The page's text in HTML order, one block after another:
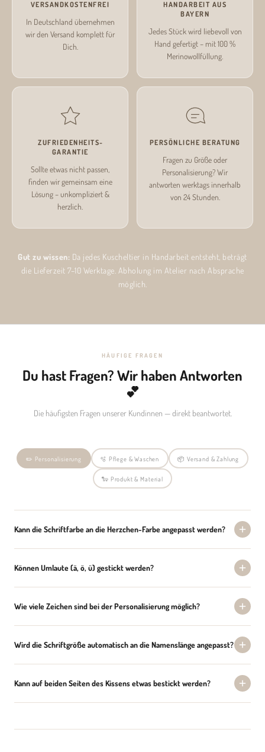
VERSANDKOSTENFREI
In Deutschland übernehmen
wir den Versand komplett für
Dich.
HANDARBEIT AUS
BAYERN
Jedes Stück wird liebevoll von
Hand gefertigt – mit 100 %
Merinowollfüllung.
ZUFRIEDENHEITS­
GARANTIE
Sollte etwas nicht passen,
finden wir gemeinsam eine
Lösung – unkompliziert &
herzlich.
PERSÖNLICHE BERATUNG
Fragen zu Größe oder
Personalisierung? Wir
antworten werktags innerhalb
von 24 Stunden.
Gut zu wissen: Da jedes Kuscheltier in Handarbeit entsteht, beträgt
die Lieferzeit 7–10 Werktage. Abholung im Atelier nach Absprache
möglich.
HÄUFIGE FRAGEN
Du hast Fragen? Wir haben Antworten
💕
Die häufigsten Fragen unserer Kundinnen — direkt beantwortet.
✏️ Personalisierung 🫧 Pflege & Waschen 📦 Versand & Zahlung
🐑 Produkt & Material
Kann die Schriftfarbe an die Herzchen-Farbe angepasst werden?
Können Umlaute (ä, ö, ü) gestickt werden?
Wie viele Zeichen sind bei der Personalisierung möglich?
Wird die Schriftgröße automatisch an die Namenslänge angepasst?
Kann auf beiden Seiten des Kissens etwas bestickt werden?